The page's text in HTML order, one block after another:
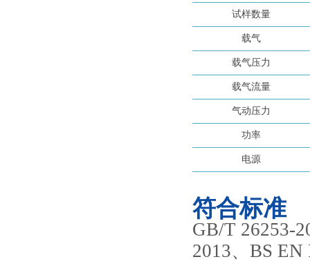
试样数量
载气
载气压力
载气流量
气动压力
功率
电源
符合标准
GB/T 26253-
2013、 BS EN